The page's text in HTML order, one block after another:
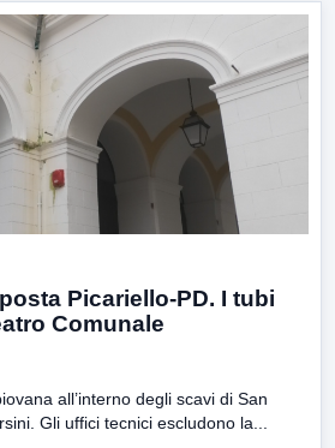
Picariello-PD. I tubi
Comunale
all’interno degli scavi di San
Gli uffici tecnici escludono la...